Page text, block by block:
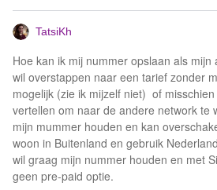
TatsiKh
Hoe kan ik mij nummer opslaan als
wil overstappen naar een tarief zonder
mogelijk (zie ik mijzelf niet) of
vertellen om naar de andere network te
mijn mummer houden en kan
woon in Buitenland en gebruik
wil graag mijn nummer houden en met
geen pre-paid optie.